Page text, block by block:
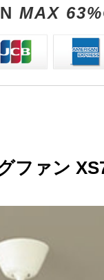
MAX
ファン